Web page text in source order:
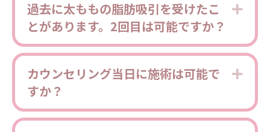
過去に太ももの脂肪吸引を受けたこ
とがあります。2回目は可能ですか？
カウンセリング当日に施術は可能で
すか？